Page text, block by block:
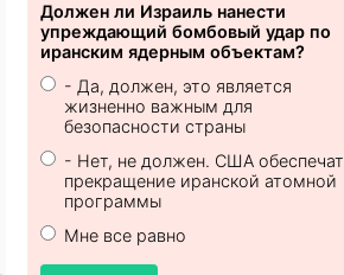
Должен ли Израиль нанести
упреждающий бомбовый удар по
иранским ядерным объектам?
- Да, должен, это является
жизненно важным для
безопасности страны
- Нет, не должен. США обеспечат
прекращение иранской атомной
программы
Мне все равно